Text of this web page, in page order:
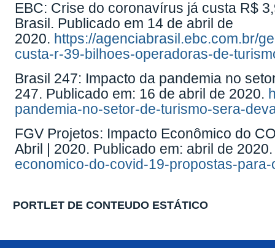
EBC: Crise do coronavírus já custa R$
Brasil. Publicado em 14 de abril de
2020. https://agenciabrasil.ebc.com.br/
custa-r-39-bilhoes-operadoras-de-
Brasil 247: Impacto da pandemia no
247. Publicado em: 16 de abril de 2020.
pandemia-no-setor-de-turismo-sera-
FGV Projetos: Impacto Econômico do
Abril | 2020. Publicado em: abril de
economico-do-covid-19-propostas-
PORTLET DE CONTEUDO ESTÁTICO